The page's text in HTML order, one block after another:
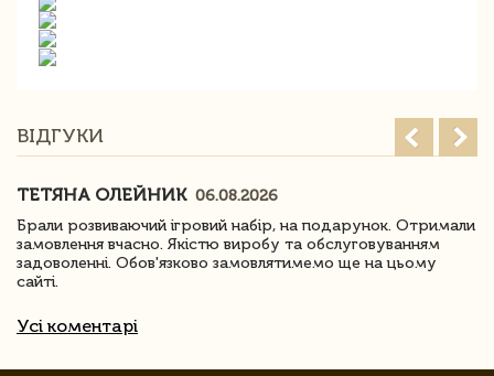
ВІДГУКИ
ТЕТЯНА ОЛЕЙНИК 06.08.2026
Брали розвиваючий ігровий набір, на подарунок. Отримали
замовлення вчасно. Якістю виробу та обслуговуванням
задоволенні. Обов'язково замовлятимемо ще на цьому
сайті.
Усі коментарі